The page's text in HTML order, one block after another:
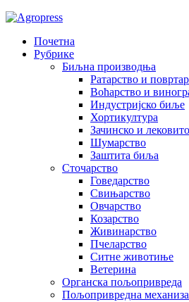
Почетна
Рубрике
Биљна производња
Ратарство и
Воћарство и
Индустријско биље
Хортикултура
Зачинско и
Шумарство
Заштита биља
Сточарство
Говедарство
Свињарство
Овчарство
Козарство
Живинарство
Пчеларство
Ситне животиње
Ветерина
Органска пољопривреда
Пољопривредна